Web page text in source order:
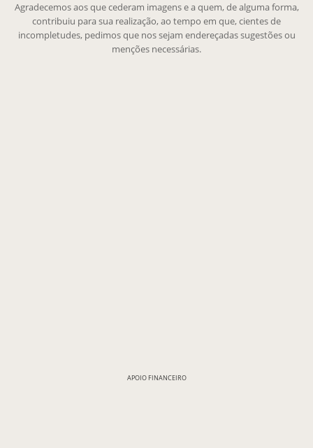
Agradecemos aos que cederam imagens e a quem, de alguma forma,
contribuiu para sua realização, ao tempo em que, cientes de
incompletudes, pedimos que nos sejam endereçadas sugestões ou
menções necessárias.
APOIO FINANCEIRO